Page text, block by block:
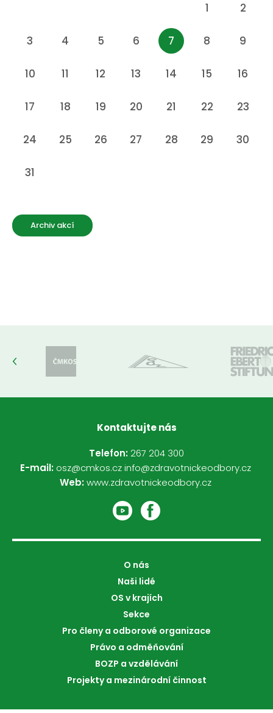
1 2
3 4 5 6 7 8 9
10 11 12 13 14 15 16
17 18 19 20 21 22 23
24 25 26 27 28 29 30
31
Archiv akcí
Kontaktujte nás
Telefon: 267 204 300
E-mail: osz@cmkos.cz info@zdravotnickeodbory.cz
Web:www.zdravotnickeodbory.cz
O nás
Naši lidé
OS v krajích
Sekce
Pro členy a odborové organizace
Právo a odměňování
BOZP a vzdělávání
Projekty a mezinárodní činnost